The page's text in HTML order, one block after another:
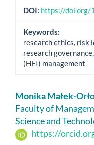
DOI: https://doi.org/
Keywords:
research ethics, risk
research
(HEI) management
Main
Article
Content
Monika Małek-
Faculty of
Science and
https://